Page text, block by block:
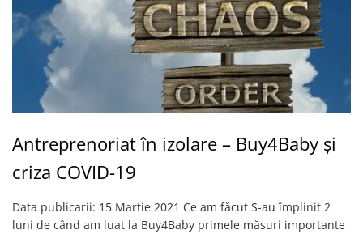
Antreprenoriat în izolare – Buy4Baby și
criza COVID-19
Data publicarii: 15 Martie 2021 Ce am făcut S-au împlinit 2
luni de când am luat la Buy4Baby primele măsuri importante